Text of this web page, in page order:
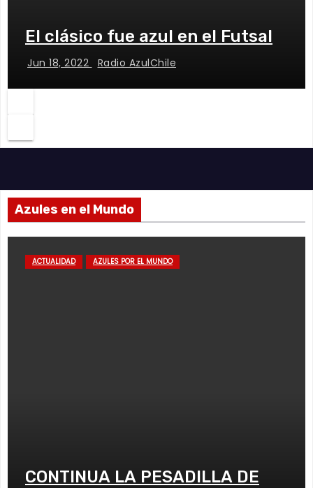
El clásico fue azul en el Futsal
Jun 18, 2022 Radio AzulChile
Azules en el Mundo
ACTUALIDAD AZULES POR EL MUNDO
CONTINUA LA PESADILLA DE